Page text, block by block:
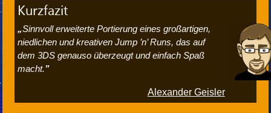
Kurzfazit
Sinnvoll erweiterte Portierung eines großartigen,
niedlichen und kreativen Jump ’n’ Runs, das auf
dem 3DS genauso überzeugt und einfach Spaß
macht.
Alexander Geisler